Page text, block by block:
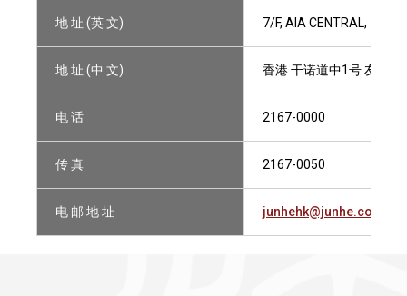
地 址 (英 文) 7/F, AIA CENTRAL, 1
地 址 (中 文) 香港 干诺道中1号 友邦金
电 话 2167-0000
传 真 2167-0050
电 邮 地 址 junhehk@junhe.com